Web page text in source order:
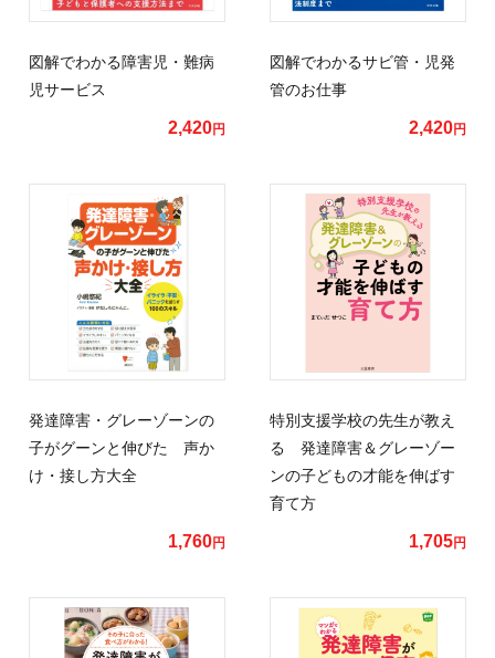
図解でわかる障害児・難病
児サービス
2,420円
図解でわかるサビ管・児発
管のお仕事
2,420円
発達障害・グレーゾーンの
子がグーンと伸びた 声か
け・接し方大全
1,760円
特別支援学校の先生が教え
る 発達障害＆グレーゾー
ンの子どもの才能を伸ばす
育て方
1,705円